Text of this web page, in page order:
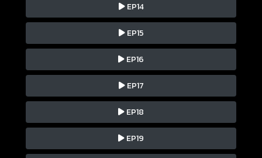
EP14
EP15
EP16
EP17
EP18
EP19